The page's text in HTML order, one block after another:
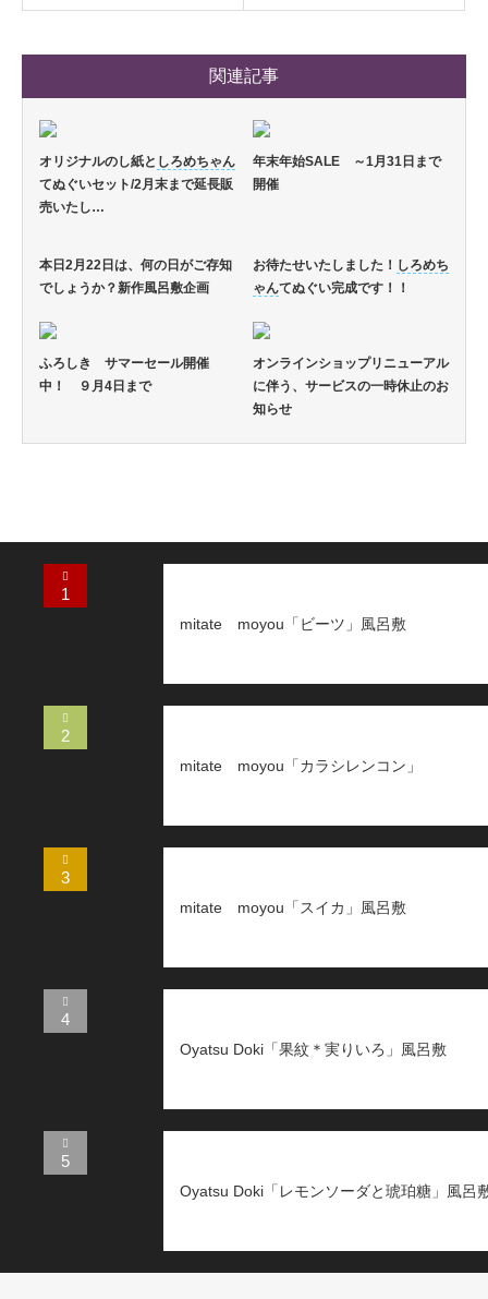
関連記事
オリジナルのし紙と しろめちゃん
てぬぐいセット/2月末まで延長販
売いたし…
年末年始SALE ～1月31日まで
開催
本日2月22日は、何の日がご存知
でしょうか？新作風呂敷企画
お待たせいたしました！ しろめち
ゃんてぬぐい完成です！！
ふろしき サマーセール開催
中！ ９月4日まで
オンラインショップリニューアル
に伴う、サービスの一時休止のお
知らせ
1
mitate moyou「ビーツ」風呂敷
2
mitate moyou「カラシレンコン」
3
mitate moyou「スイカ」風呂敷
4
Oyatsu Doki「果紋＊実りいろ」風呂敷
5
Oyatsu Doki「レモンソーダと琥珀糖」風呂